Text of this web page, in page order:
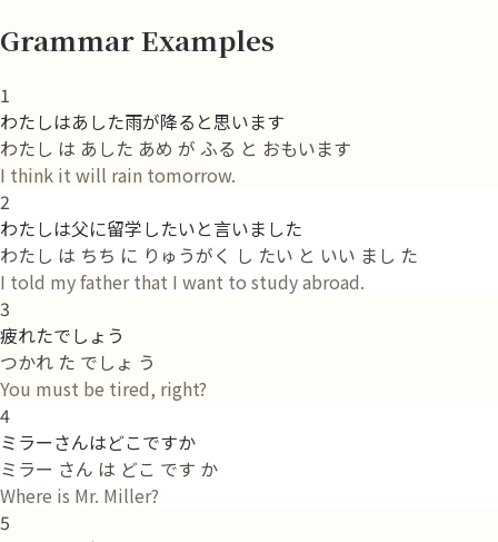
Grammar Examples
1
わたしはあした雨が降ると思います
わたし は あした あめ が ふる と おもいます
I think it will rain tomorrow.
2
わたしは父に留学したいと言いました
わたし は ちち に りゅうがく し たい と いい まし た
I told my father that I want to study abroad.
3
疲れたでしょう
つかれ た でしょ う
You must be tired, right?
4
ミラーさんはどこですか
ミラー さん は どこ です か
Where is Mr. Miller?
5